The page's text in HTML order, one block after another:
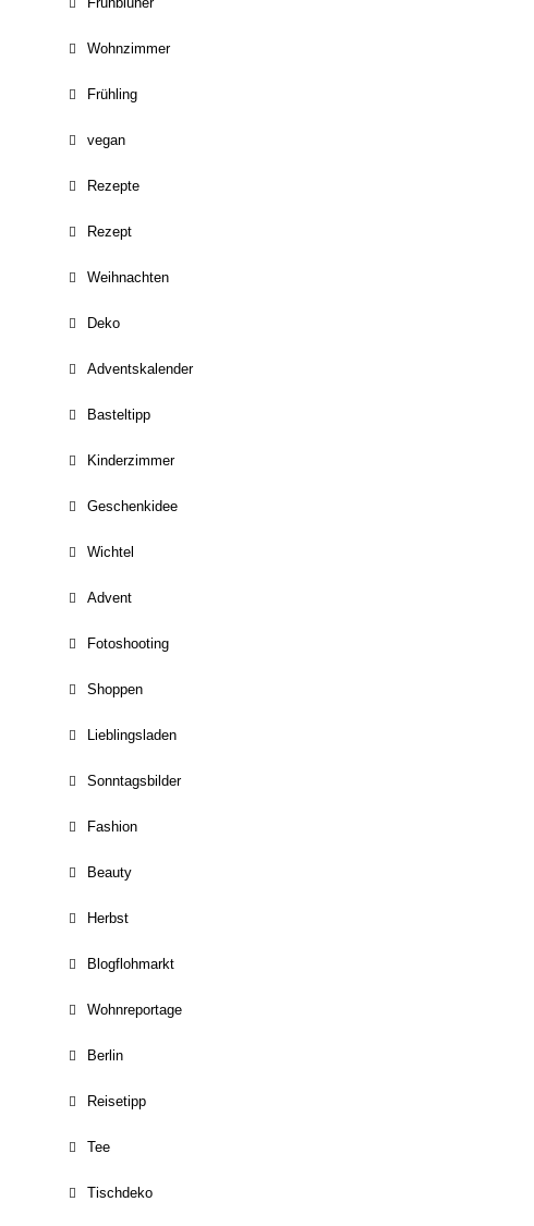
Wohnzimmer
Frühling
vegan
Rezepte
Rezept
Weihnachten
Deko
Adventskalender
Basteltipp
Kinderzimmer
Geschenkidee
Wichtel
Advent
Fotoshooting
Shoppen
Lieblingsladen
Sonntagsbilder
Fashion
Beauty
Herbst
Blogflohmarkt
Wohnreportage
Berlin
Reisetipp
Tee
Tischdeko